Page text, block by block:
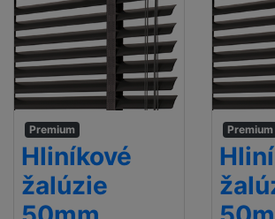
Premium
Hliníkové
žalúzie
Premium